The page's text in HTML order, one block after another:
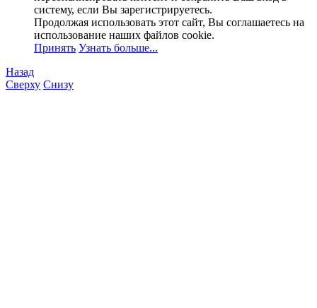
систему, если Вы зарегистрируетесь.
Продолжая использовать этот сайт, Вы соглашаетесь на
использование наших файлов cookie.
Принять Узнать больше...
Назад
Сверху Снизу